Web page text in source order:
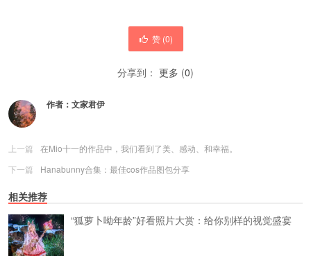
赞 (0)
分享到： 更多 (0)
作者： 文家君伊
上一篇
在Mio十一的作品中，我们看到了美、感动、和幸福。
下一篇
Hanabunny合集：最佳cos作品图包分享
相关推荐
“狐萝卜呦年龄”好看照片大赏：给你别样的视觉盛宴